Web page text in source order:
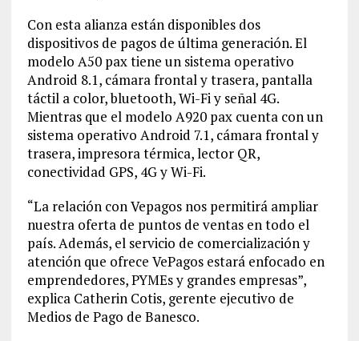
Con esta alianza están disponibles dos
dispositivos de pagos de última generación. El
modelo A50 pax tiene un sistema operativo
Android 8.1, cámara frontal y trasera, pantalla
táctil a color, bluetooth, Wi-Fi y señal 4G.
Mientras que el modelo A920 pax cuenta con un
sistema operativo Android 7.1, cámara frontal y
trasera, impresora térmica, lector QR,
conectividad GPS, 4G y Wi-Fi.
“La relación con Vepagos nos permitirá ampliar
nuestra oferta de puntos de ventas en todo el
país. Además, el servicio de comercialización y
atención que ofrece VePagos estará enfocado en
emprendedores, PYMEs y grandes empresas”,
explica Catherin Cotis, gerente ejecutivo de
Medios de Pago de Banesco.